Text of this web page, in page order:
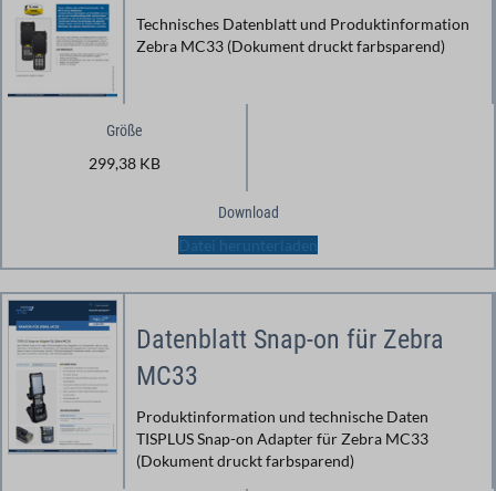
Technisches Datenblatt und Produktinformation
Zebra MC33 (Dokument druckt farbsparend)
Größe
299,38 KB
Download
Datei herunterladen
Datenblatt Snap-on für Zebra
MC33
Produktinformation und technische Daten
TISPLUS Snap-on Adapter für Zebra MC33
(Dokument druckt farbsparend)